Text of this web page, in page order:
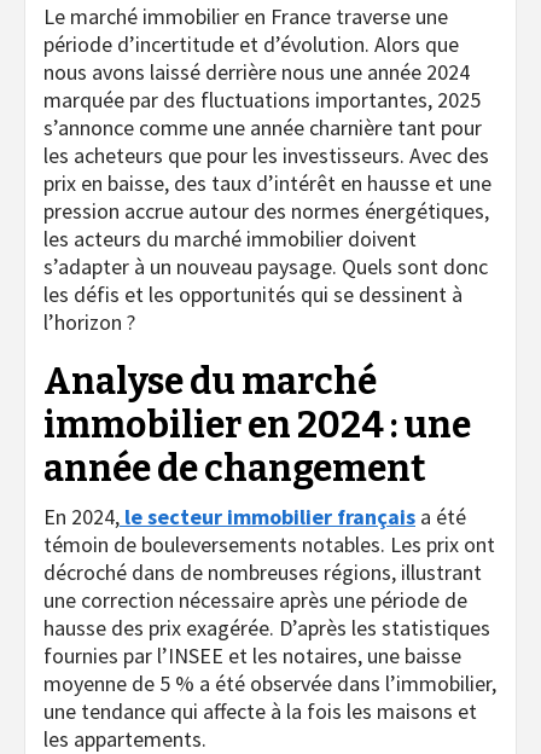
Le marché immobilier en France traverse une
période d’incertitude et d’évolution. Alors que
nous avons laissé derrière nous une année 2024
marquée par des fluctuations importantes, 2025
s’annonce comme une année charnière tant pour
les acheteurs que pour les investisseurs. Avec des
prix en baisse, des taux d’intérêt en hausse et une
pression accrue autour des normes énergétiques,
les acteurs du marché immobilier doivent
s’adapter à un nouveau paysage. Quels sont donc
les défis et les opportunités qui se dessinent à
l’horizon ?
Analyse du marché
immobilier en 2024 : une
année de changement
En 2024, le secteur immobilier français a été
témoin de bouleversements notables. Les prix ont
décroché dans de nombreuses régions, illustrant
une correction nécessaire après une période de
hausse des prix exagérée. D’après les statistiques
fournies par l’INSEE et les notaires, une baisse
moyenne de 5 % a été observée dans l’immobilier,
une tendance qui affecte à la fois les maisons et
les appartements.